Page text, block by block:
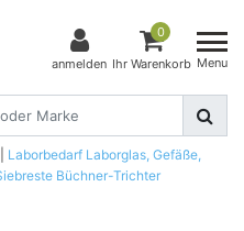
anmelden
0
Ihr Warenkorb Menu
Laborbedarf Laborglas, Gefäße,
Büchner-Trichter